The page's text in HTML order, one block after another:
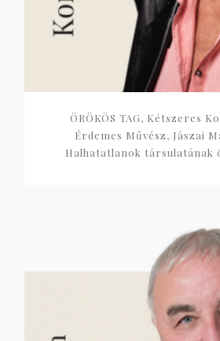
ÖRÖKÖS TAG, Kétszeres
Érdemes Művész, Jászai
Halhatatlanok társulatának